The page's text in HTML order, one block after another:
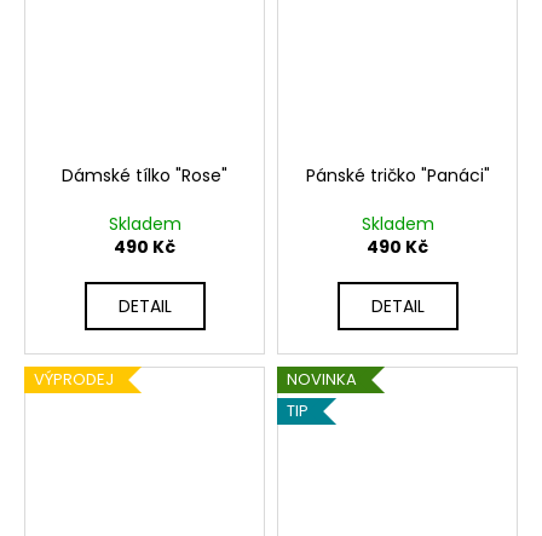
Dámské tílko "Rose"
Skladem
490 Kč
DETAIL
Pánské tričko "Panáci"
Skladem
490 Kč
DETAIL
VÝPRODEJ
NOVINKA
TIP
D